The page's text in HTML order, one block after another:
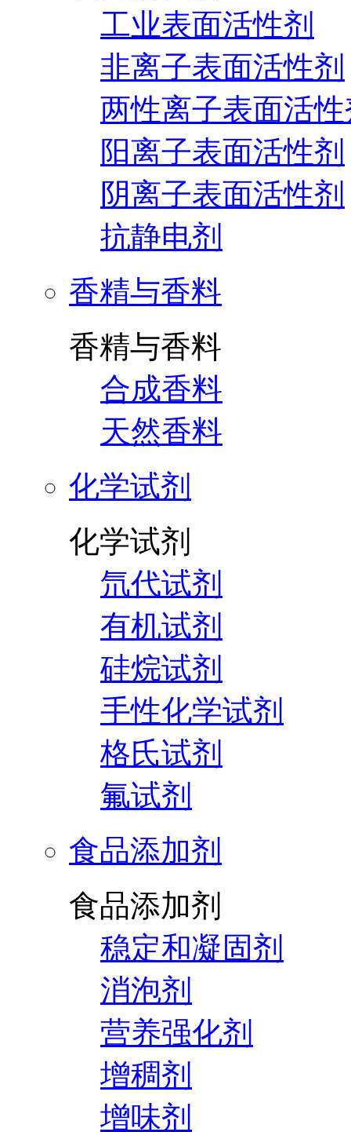
工业表面活性剂
非离子表面活性剂
两性离子表面活
阳离子表面活性剂
阴离子表面活性剂
抗静电剂
香精与香料
香精与香料
合成香料
天然香料
化学试剂
化学试剂
氘代试剂
有机试剂
硅烷试剂
手性化学试剂
格氏试剂
氟试剂
食品添加剂
食品添加剂
稳定和凝固剂
消泡剂
营养强化剂
增稠剂
增味剂